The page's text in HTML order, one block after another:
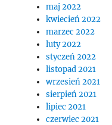
maj 2022
kwiecień 2022
marzec 2022
luty 2022
styczeń 2022
listopad 2021
wrzesień 2021
sierpień 2021
lipiec 2021
czerwiec 2021